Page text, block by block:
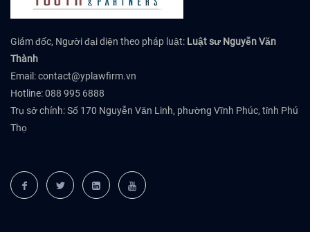
Giám đốc, Người đại diện theo pháp luật: Luật sư Nguyễn Văn
Thành
Email:contact@yplawfirm.vn
Hotline: 088 995 6888
Trụ sở chính: Số 170 Nguyễn Văn Linh, phường Vĩnh Phúc, tỉnh Phú
Thọ